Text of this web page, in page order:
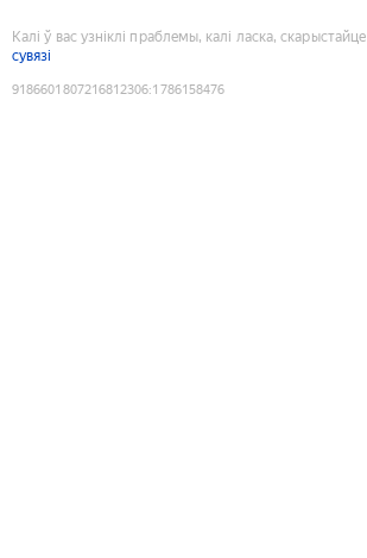
Калі ў вас узніклі праблемы, калі ласка, скарыстайце
сувязі
9186601807216812306:1786158476